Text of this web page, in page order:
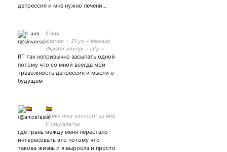
депрессия и мне нужно лечени…
☾uнв
she/her ~ 21 yo ~ bisexual
disaster energy ~ infp ~
scorpio sun, sagittarius
moon, libra venus, aquarius
rising ~ stray kids, haikyuu,
RT так непривычно засыпать одной
потому что со мной всегда мои
тревожность депрессия и мысли о
будущем
🏳️‍🌈
TERFs dont interact!! no RPS
!! they/she/ты
где грань между меня перестало
интересовать это потому что
такова жизнь и я выросла и просто